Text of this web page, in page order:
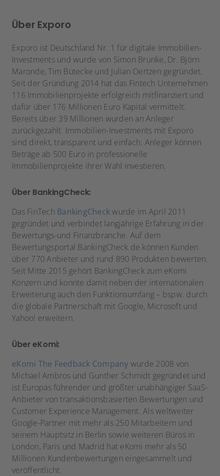
Über Exporo
Exporo ist Deutschland Nr. 1 für digitale Immobilien-
Investments und wurde von Simon Brunke, Dr. Björn
Maronde, Tim Bütecke und Julian Oertzen gegründet.
Seit der Gründung 2014 hat das Fintech Unternehmen
116 Immobilienprojekte erfolgreich mitfinanziert und
dafür über 176 Millionen Euro Kapital vermittelt.
Bereits über 39 Millionen wurden an Anleger
zurückgezahlt. Immobilien-Investments mit Exporo
sind direkt, transparent und einfach: Anleger können
Beträge ab 500 Euro in professionelle
Immobilienprojekte ihrer Wahl investieren.
Über BankingCheck:
Das FinTech BankingCheckwurde im April 2011
gegründet und verbindet langjährige Erfahrung in der
Bewertungs-und Finanzbranche. Auf dem
Bewertungsportal BankingCheck.de können Kunden
über 770 Anbieter und rund 890 Produkten bewerten.
Seit Mitte 2015 gehört BankingCheck zum eKomi
Konzern und konnte damit neben der internationalen
Erweiterung auch den Funktionsumfang – bspw. durch
die globale Partnerschaft mit Google, Microsoft und
Yahoo! erweitern.
Über eKomi:
eKomi The Feedback Company wurde 2008 von
Michael Ambros und Gunther Schmidt gegründet und
ist Europas führender und größter unabhängiger SaaS-
Anbieter von transaktionsbasierten Bewertungen und
Customer Experience Management. Als weltweiter
Google-Partner mit mehr als 250 Mitarbeitern und
seinem Hauptsitz in Berlin sowie weiteren Büros in
London, Paris und Madrid hat eKomi mehr als 50
Millionen Kundenbewertungen eingesammelt und
veröffentlicht.